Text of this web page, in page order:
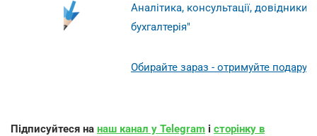
Аналітика, консультації, довідники
бухгалтерія"
Обирайте зараз - отримуйте
Підписуйтеся на наш канал у Telegram і сторінку в